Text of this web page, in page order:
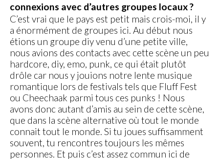
connexions avec d’autres groupes locaux ?
C’est vrai que le pays est petit mais crois-moi, il y
a énormément de groupes ici. Au début nous
étions un groupe diy venu d’une petite ville,
nous avions des contacts avec cette scène un peu
hardcore, diy, emo, punk, ce qui était plutôt
drôle car nous y jouions notre lente musique
romantique lors de festivals tels que Fluff Fest
ou Cheechaak parmi tous ces punks ! Nous
avons donc autant d’amis au sein de cette scène,
que dans la scène alternative où tout le monde
connait tout le monde. Si tu joues suffisamment
souvent, tu rencontres toujours les mêmes
personnes. Et puis c’est assez commun ici de